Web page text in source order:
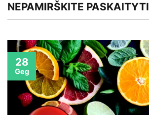
NEPAMIRŠKITE PASKAITYTI
28
Geg